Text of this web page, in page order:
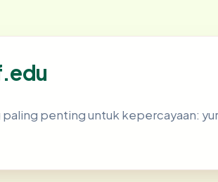
penting untuk kepercayaan: